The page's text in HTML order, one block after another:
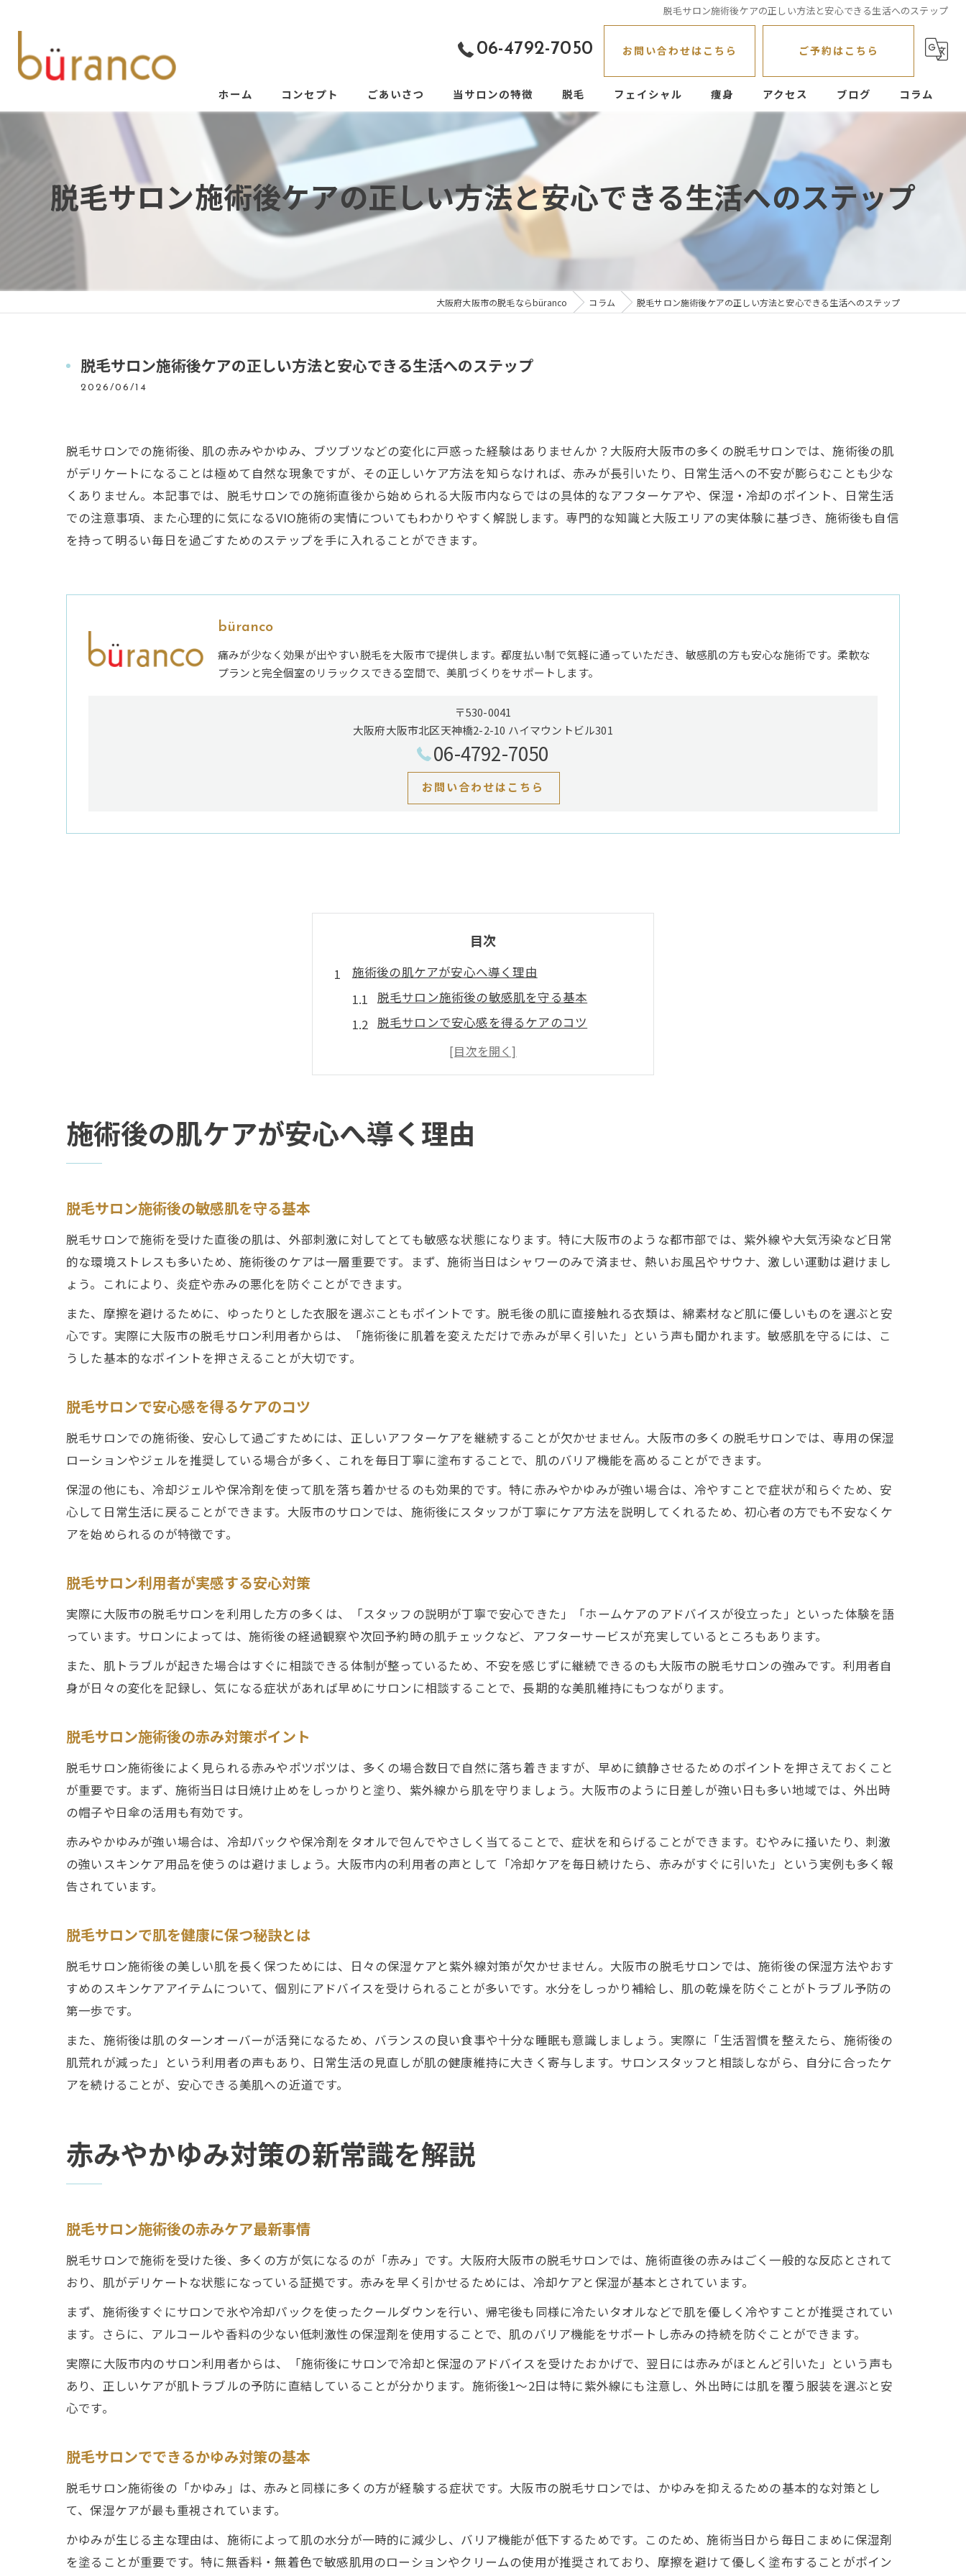
脱毛サロン施術後ケアの正しい方法と安心できる生活へのステップ
06-4792-7050 お問い合わせはこちら ご予約はこちら
ホーム コンセプト ごあいさつ 当サロンの特徴
痛くない
脱毛 フェイシャル 痩身 アクセス ブログ コラム
脱毛サロン施術後ケアの正しい方法と安心できる生活へのステップ
大阪府大阪市の脱毛ならbüranco コラム 脱毛サロン施術後ケアの正しい方法と安心できる生活へのステップ
脱毛サロン施術後ケアの正しい方法と安心できる生活へのステップ
2026/06/14
脱毛サロンでの施術後、肌の赤みやかゆみ、ブツブツなどの変化に戸惑った経験はありませんか？大阪府大阪市の多くの脱毛サロンでは、施術後の肌
がデリケートになることは極めて自然な現象ですが、その正しいケア方法を知らなければ、赤みが長引いたり、日常生活への不安が膨らむことも少な
くありません。本記事では、脱毛サロンでの施術直後から始められる大阪市内ならではの具体的なアフターケアや、保湿・冷却のポイント、日常生活
での注意事項、また心理的に気になるVIO施術の実情についてもわかりやすく解説します。専門的な知識と大阪エリアの実体験に基づき、施術後も自信
を持って明るい毎日を過ごすためのステップを手に入れることができます。
büranco
痛みが少なく効果が出やすい脱毛を大阪市で提供します。都度払い制で気軽に通っていただき、敏感肌の方も安心な施術です。柔軟な
プランと完全個室のリラックスできる空間で、美肌づくりをサポートします。
〒530-0041
大阪府大阪市北区天神橋2-2-10 ハイマウントビル301
06-4792-7050
お問い合わせはこちら
目次
施術後の肌ケアが安心へ導く理由
脱毛サロン施術後の敏感肌を守る基本
脱毛サロンで安心感を得るケアのコツ
脱毛サロン利用者が実感する安心対策
脱毛サロン施術後の赤み対策ポイント
赤みやかゆみ対策の新常識を解説
脱毛サロン施術後の赤みケア最新事情
かゆみが続く時に脱毛サロンへ相談する理由
脱毛サロンで始める正しいアフターケア
脱毛サロンで教わる冷却法と実践ポイント
脱毛サロンVIO施術で恥ずかしさを減らす工夫
脱毛サロンのVIO施術中に安心できる理由
脱毛サロン後に性行為を始める安全な目安
脱毛サロンで説明される再開時期の基準
脱毛サロン施術後の体験談とリアルな声
脱毛サロンのアフターケア充実度を比較
脱毛サロンで安心して通うための心得
施術後の肌ケアが安心へ導く理由
脱毛サロン施術後の敏感肌を守る基本
脱毛サロンで施術を受けた直後の肌は、外部刺激に対してとても敏感な状態になります。特に大阪市のような都市部では、紫外線や大気汚染など日常
的な環境ストレスも多いため、施術後のケアは一層重要です。まず、施術当日はシャワーのみで済ませ、熱いお風呂やサウナ、激しい運動は避けまし
ょう。これにより、炎症や赤みの悪化を防ぐことができます。
また、摩擦を避けるために、ゆったりとした衣服を選ぶこともポイントです。脱毛後の肌に直接触れる衣類は、綿素材など肌に優しいものを選ぶと安
心です。実際に大阪市の脱毛サロン利用者からは、「施術後に肌着を変えただけで赤みが早く引いた」という声も聞かれます。敏感肌を守るには、こ
うした基本的なポイントを押さえることが大切です。
脱毛サロンで安心感を得るケアのコツ
脱毛サロンでの施術後、安心して過ごすためには、正しいアフターケアを継続することが欠かせません。大阪市の多くの脱毛サロンでは、専用の保湿
ローションやジェルを推奨している場合が多く、これを毎日丁寧に塗布することで、肌のバリア機能を高めることができます。
保湿の他にも、冷却ジェルや保冷剤を使って肌を落ち着かせるのも効果的です。特に赤みやかゆみが強い場合は、冷やすことで症状が和らぐため、安
心して日常生活に戻ることができます。大阪市のサロンでは、施術後にスタッフが丁寧にケア方法を説明してくれるため、初心者の方でも不安なくケ
アを始められるのが特徴です。
脱毛サロン利用者が実感する安心対策
実際に大阪市の脱毛サロンを利用した方の多くは、「スタッフの説明が丁寧で安心できた」「ホームケアのアドバイスが役立った」といった体験を語
っています。サロンによっては、施術後の経過観察や次回予約時の肌チェックなど、アフターサービスが充実しているところもあります。
また、肌トラブルが起きた場合はすぐに相談できる体制が整っているため、不安を感じずに継続できるのも大阪市の脱毛サロンの強みです。利用者自
身が日々の変化を記録し、気になる症状があれば早めにサロンに相談することで、長期的な美肌維持にもつながります。
脱毛サロン施術後の赤み対策ポイント
脱毛サロン施術後によく見られる赤みやポツポツは、多くの場合数日で自然に落ち着きますが、早めに鎮静させるためのポイントを押さえておくこと
が重要です。まず、施術当日は日焼け止めをしっかりと塗り、紫外線から肌を守りましょう。大阪市のように日差しが強い日も多い地域では、外出時
の帽子や日傘の活用も有効です。
赤みやかゆみが強い場合は、冷却パックや保冷剤をタオルで包んでやさしく当てることで、症状を和らげることができます。むやみに掻いたり、刺激
の強いスキンケア用品を使うのは避けましょう。大阪市内の利用者の声として「冷却ケアを毎日続けたら、赤みがすぐに引いた」という実例も多く報
告されています。
脱毛サロンで肌を健康に保つ秘訣とは
脱毛サロン施術後の美しい肌を長く保つためには、日々の保湿ケアと紫外線対策が欠かせません。大阪市の脱毛サロンでは、施術後の保湿方法やおす
すめのスキンケアアイテムについて、個別にアドバイスを受けられることが多いです。水分をしっかり補給し、肌の乾燥を防ぐことがトラブル予防の
第一歩です。
また、施術後は肌のターンオーバーが活発になるため、バランスの良い食事や十分な睡眠も意識しましょう。実際に「生活習慣を整えたら、施術後の
肌荒れが減った」という利用者の声もあり、日常生活の見直しが肌の健康維持に大きく寄与します。サロンスタッフと相談しながら、自分に合ったケ
アを続けることが、安心できる美肌への近道です。
赤みやかゆみ対策の新常識を解説
脱毛サロン施術後の赤みケア最新事情
脱毛サロンで施術を受けた後、多くの方が気になるのが「赤み」です。大阪府大阪市の脱毛サロンでは、施術直後の赤みはごく一般的な反応とされて
おり、肌がデリケートな状態になっている証拠です。赤みを早く引かせるためには、冷却ケアと保湿が基本とされています。
まず、施術後すぐにサロンで氷や冷却パックを使ったクールダウンを行い、帰宅後も同様に冷たいタオルなどで肌を優しく冷やすことが推奨されてい
ます。さらに、アルコールや香料の少ない低刺激性の保湿剤を使用することで、肌のバリア機能をサポートし赤みの持続を防ぐことができます。
実際に大阪市内のサロン利用者からは、「施術後にサロンで冷却と保湿のアドバイスを受けたおかげで、翌日には赤みがほとんど引いた」という声も
あり、正しいケアが肌トラブルの予防に直結していることが分かります。施術後1～2日は特に紫外線にも注意し、外出時には肌を覆う服装を選ぶと安
心です。
脱毛サロンでできるかゆみ対策の基本
脱毛サロン施術後の「かゆみ」は、赤みと同様に多くの方が経験する症状です。大阪市の脱毛サロンでは、かゆみを抑えるための基本的な対策とし
て、保湿ケアが最も重視されています。
かゆみが生じる主な理由は、施術によって肌の水分が一時的に減少し、バリア機能が低下するためです。このため、施術当日から毎日こまめに保湿剤
を塗ることが重要です。特に無香料・無着色で敏感肌用のローションやクリームの使用が推奨されており、摩擦を避けて優しく塗布することがポイン